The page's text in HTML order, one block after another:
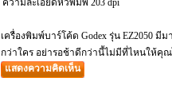
ความละเอียดหัวพิมพ์ 203 dpi
เครื่องพิมพ์บาร์โค้ด Godex รุ่น EZ2050
กว่าใคร อย่ารอช้าดีกว่านี้ไม่มีที่ไหนให้คุ
แสดงความคิดเห็น